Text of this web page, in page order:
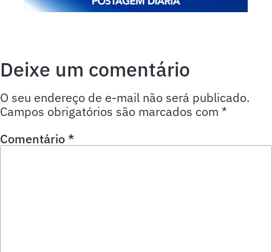
Deixe um comentário
O seu endereço de e-mail não será publicado.
Campos obrigatórios são marcados com *
Comentário*